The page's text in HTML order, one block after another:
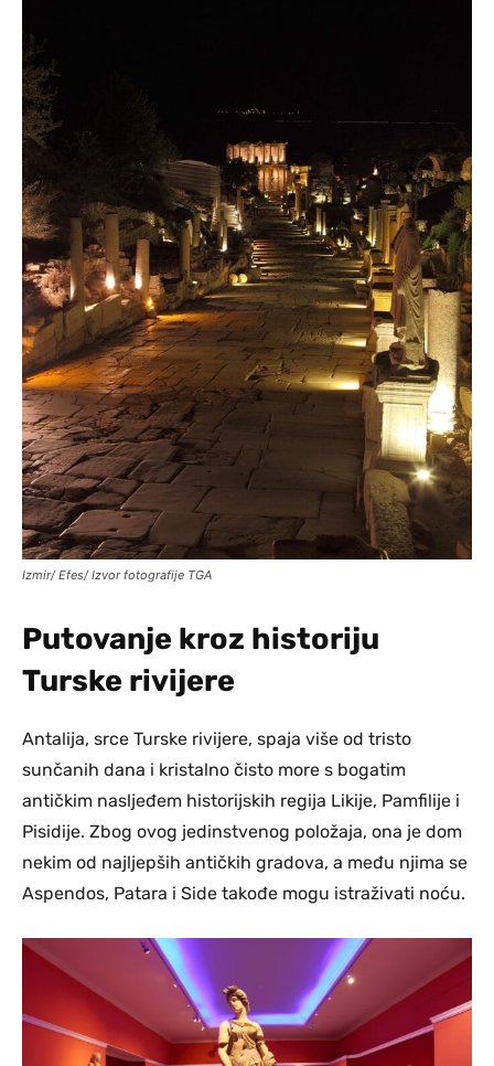
Izmir/ Efes/ Izvor fotografije TGA
Putovanje kroz historiju
Turske rivijere
Antalija, srce Turske rivijere, spaja više od tristo
sunčanih dana i kristalno čisto more s bogatim
antičkim nasljeđem historijskih regija Likije, Pamfilije i
Pisidije. Zbog ovog jedinstvenog položaja, ona je dom
nekim od najljepših antičkih gradova, a među njima se
Aspendos, Patara i Side takođe mogu istraživati noću.